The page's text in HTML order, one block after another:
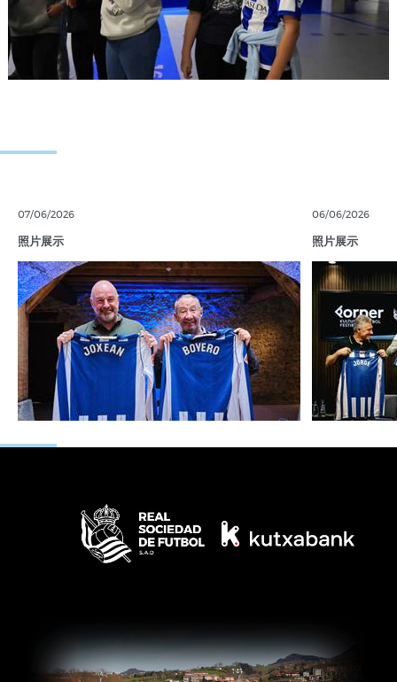
07/06/2026
照片展示
06/06/2026
照片展示